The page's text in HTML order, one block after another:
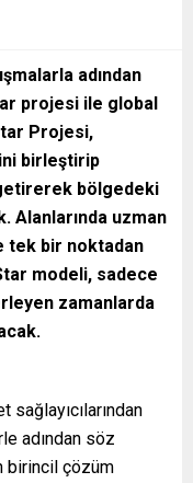
adından
projesi ile global
Projesi,
birleştirip
bölgedeki
Alanlarında uzman
tek bir noktadan
modeli, sadece
zamanlarda
sağlayıcılarından
adından söz
birincil çözüm